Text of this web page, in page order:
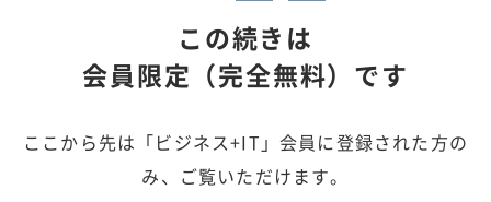
この続きは
会員限定（完全無料）です
ここから先は「ビジネス+IT」会員に登録された方の
み、ご覧いただけます。